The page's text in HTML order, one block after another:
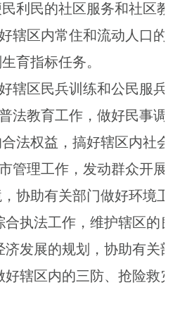
利民的社区服务和社区教
辖区内常住和流动人口的
育指标任务。
辖区民兵训练和公民服兵
法教育工作，做好民事调
法权益，搞好辖区内社会
管理工作，发动群众开展
协助有关部门做好环境卫
合执法工作，维护辖区的良
济发展的规划，协助有关
好辖区内的三防、抢险救